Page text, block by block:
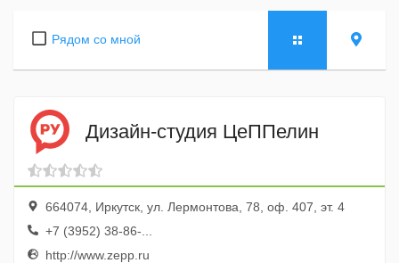
Рядом со мной
Дизайн-студия ЦеППелин
664074, Иркутск, ул. Лермонтова, 78, оф. 407, эт. 4
+7 (3952) 38-86-...
http://www.zepp.ru